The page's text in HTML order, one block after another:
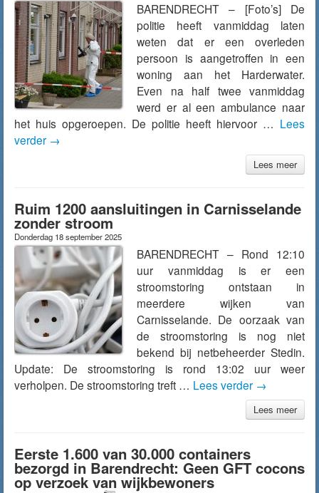
BARENDRECHT – [Foto’s] De
politie heeft vanmiddag laten
weten dat er een overleden
persoon is aangetroffen in een
woning aan het Harderwater.
Even na half twee vanmiddag
werd er al een ambulance naar
het huis opgeroepen. De politie heeft hiervoor … Lees
verder →
Lees meer
Ruim 1200 aansluitingen in Carnisselande
zonder stroom
Donderdag 18 september 2025
BARENDRECHT – Rond 12:10
uur vanmiddag is er een
stroomstoring ontstaan in
meerdere wijken van
Carnisselande. De oorzaak van
de stroomstoring is nog niet
bekend bij netbeheerder Stedin.
Update: De stroomstoring is rond 13:02 uur weer
verholpen. De stroomstoring treft … Lees verder →
Lees meer
Eerste 1.600 van 30.000 containers
bezorgd in Barendrecht: Geen GFT cocons
op verzoek van wijkbewoners